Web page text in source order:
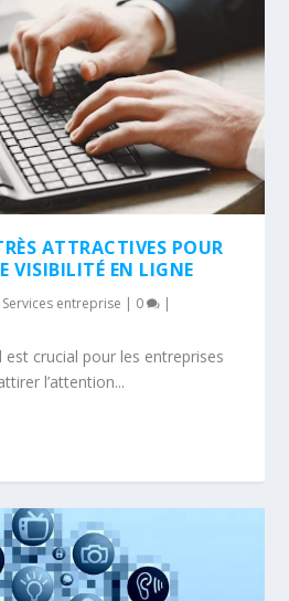
ATTRACTIVES POUR
VISIBILITÉ EN LIGNE
Services entreprise | 0 |
est crucial pour les entreprises
l’attention...